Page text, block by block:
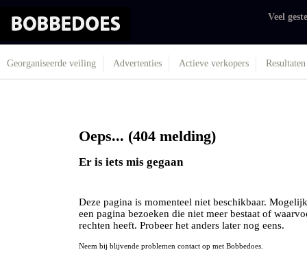
Veel
Georganiseerde veiling Advertenties Actieve verkopers Resultaten
Oeps... (404 melding)
Er is iets mis gegaan
Deze pagina is momenteel niet beschikbaar.
een pagina bezoeken die niet meer bestaat of
rechten heeft. Probeer het anders later nog eens.
Neem bij blijvende problemen contact op met Bobbedoes.